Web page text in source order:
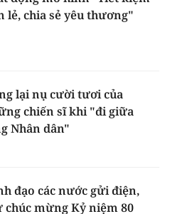
lẻ, chia sẻ yêu thương"
lại nụ cười tươi của
chiến sĩ khi "đi giữa
Nhân dân"
đạo các nước gửi điện,
chúc mừng Kỷ niệm 80